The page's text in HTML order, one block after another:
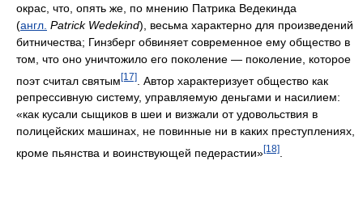
поэт считал святым[17]. Автор характеризует общество как
репрессивную систему, управляемую деньгами и насилием:
«как кусали сыщиков в шеи и визжали от удовольствия в
полицейских машинах, не повинные ни в каких преступлениях,
кроме пьянства и воинствующей педерастии»[18].